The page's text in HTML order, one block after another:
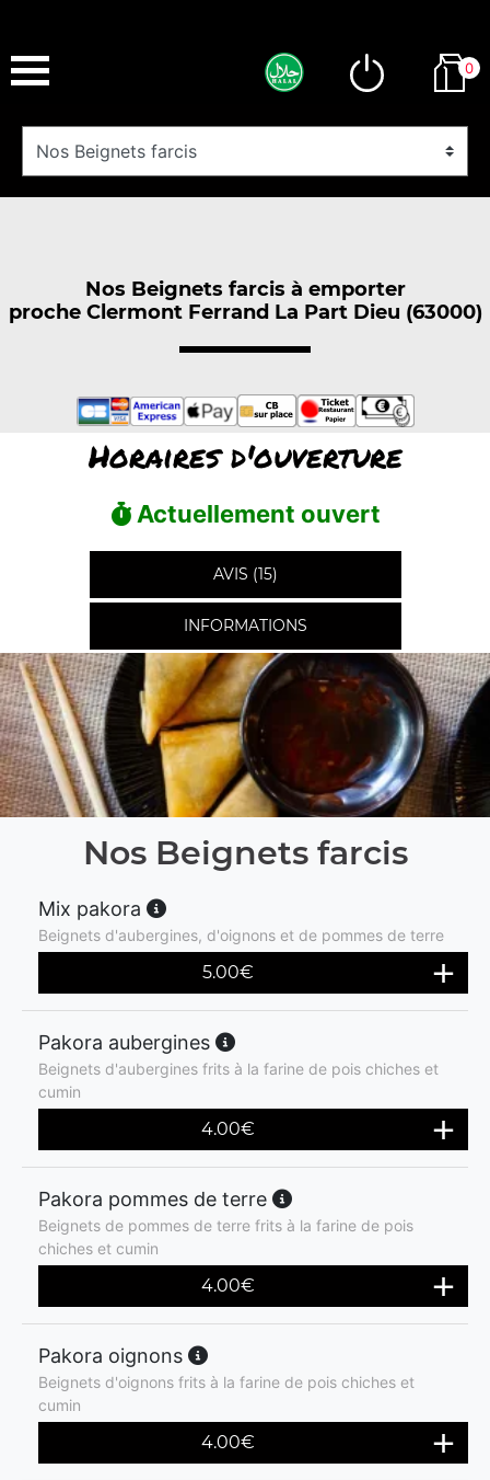
0
Nos Beignets farcis à emporter
proche Clermont Ferrand La Part Dieu (63000)
Horaires d'ouverture
Actuellement ouvert
AVIS (15)
INFORMATIONS
Nos Beignets farcis
Mix pakora
Beignets d'aubergines, d'oignons et de pommes de terre
5.00€
Pakora aubergines
Beignets d'aubergines frits à la farine de pois chiches et
cumin
4.00€
Pakora pommes de terre
Beignets de pommes de terre frits à la farine de pois
chiches et cumin
4.00€
Pakora oignons
Beignets d'oignons frits à la farine de pois chiches et
cumin
4.00€